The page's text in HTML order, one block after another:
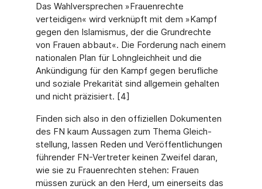
Das Wahlver­sprechen »Frauenrechte
verteidigen« wird verknüpft mit dem »Kampf
gegen den Islamis­mus, der die Grundrechte
von Frauen abbaut«. Die Forderung nach einem
nationalen Plan für Lohngleichheit und die
Ankündigung für den Kampf gegen berufliche
und soziale Preka­rität sind allgemein gehalten
und nicht präzisiert. [4]
Finden sich also in den offiziellen Dokumenten
des FN kaum Aussagen zum Thema Gleich­
stellung, lassen Reden und Veröffentlichungen
führender FN-Vertreter keinen Zweifel dar­an,
wie sie zu Frauenrechten stehen: Frauen
müssen zurück an den Herd, um einerseits das